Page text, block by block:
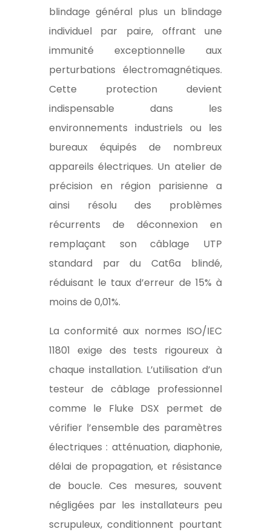
blindage général plus un blindage
individuel par paire, offrant une
immunité exceptionnelle aux
perturbations électromagnétiques.
Cette protection devient
indispensable dans les
environnements industriels ou les
bureaux équipés de nombreux
appareils électriques. Un atelier de
précision en région parisienne a
ainsi résolu des problèmes
récurrents de déconnexion en
remplaçant son câblage UTP
standard par du Cat6a blindé,
réduisant le taux d’erreur de 15% à
moins de 0,01%.
La conformité aux normes ISO/IEC
11801 exige des tests rigoureux à
chaque installation. L’utilisation d’un
testeur de câblage professionnel
comme le Fluke DSX permet de
vérifier l’ensemble des paramètres
électriques : atténuation, diaphonie,
délai de propagation, et résistance
de boucle. Ces mesures, souvent
négligées par les installateurs peu
scrupuleux, conditionnent pourtant